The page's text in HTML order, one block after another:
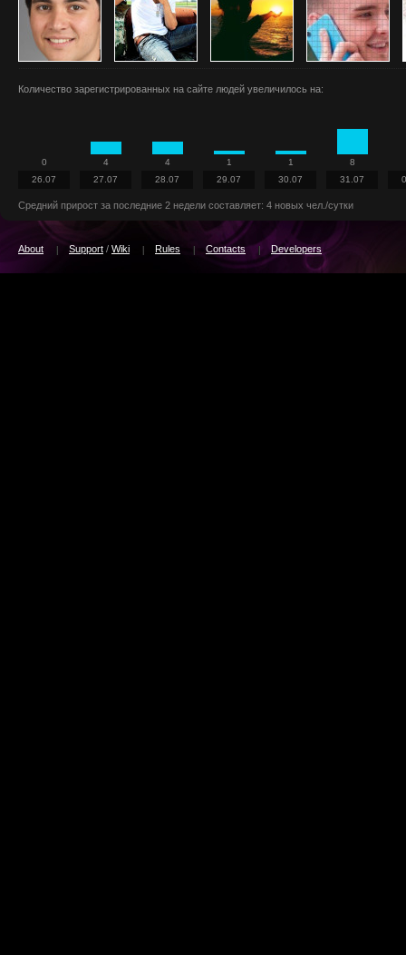
Количество зарегистрированных на сайте людей увеличилось на:
0
26.07
4
27.07
4
28.07
1
29.07
1
30.07
8
31.07
Средний прирост за последние 2 недели составляет: 4 новых чел./сутки
About Support / Wiki Rules Contacts Developers